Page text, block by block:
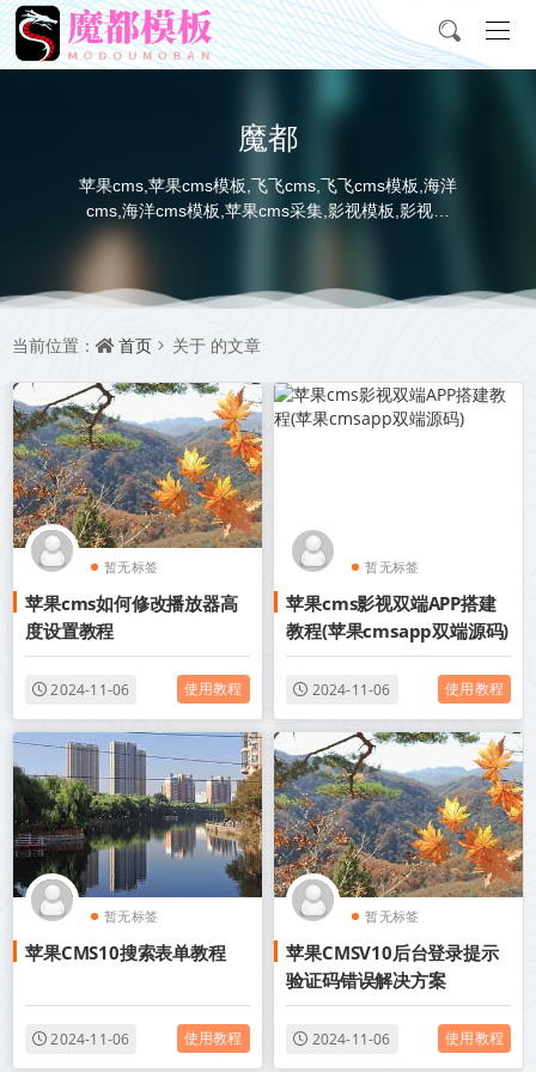
魔都
苹果cms,苹果cms模板,飞飞cms,飞飞cms模板,海洋
cms,海洋cms模板,苹果cms采集,影视模板,影视采
当前位置： 首页 关于 的文章
暂无标签
苹果cms如何修改播放器高
度设置教程
2024-11-06 使用教程
暂无标签
苹果cms影视双端APP搭建
教程(苹果cmsapp双端源码)
2024-11-06 使用教程
暂无标签
苹果CMS10搜索表单教程
2024-11-06 使用教程
暂无标签
苹果CMSV10后台登录提示
验证码错误解决方案
2024-11-06 使用教程